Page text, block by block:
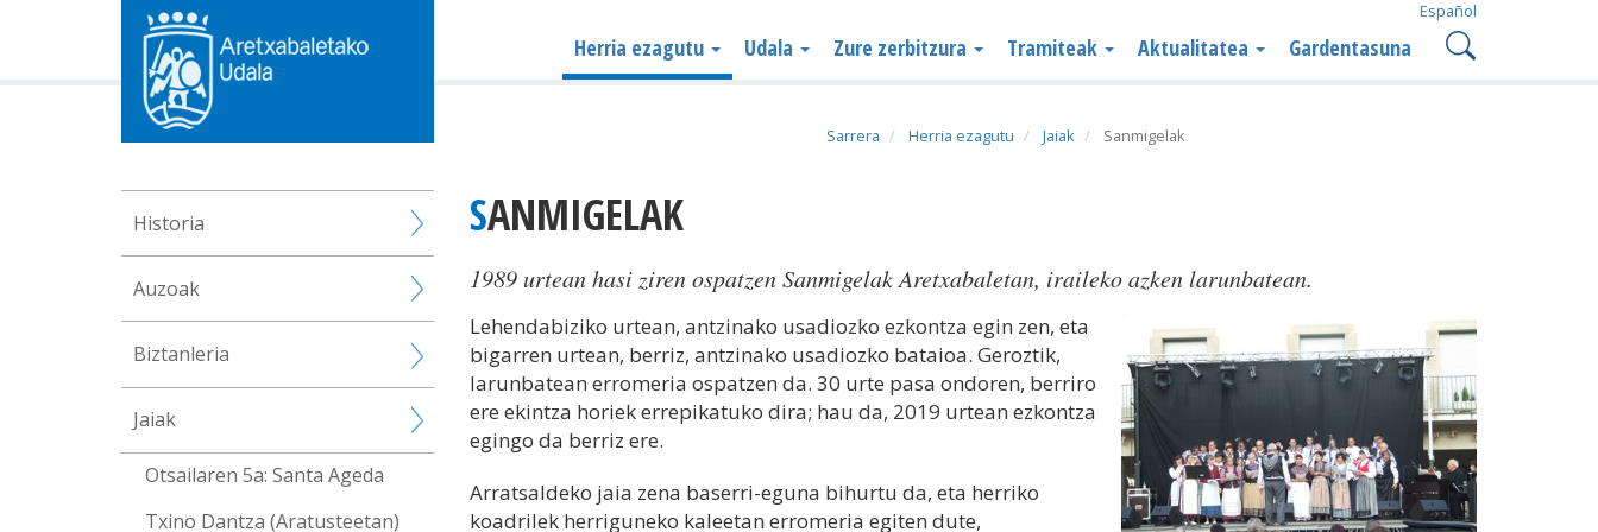
Español
Herria ezagutu Udala Zure zerbitzura Tramiteak Aktualitatea Gardentasuna
Sarrera Herria ezagutu Jaiak Sanmigelak
SANMIGELAK
1989 urtean hasi ziren ospatzen Sanmigelak Aretxabaletan, iraileko azken larunbatean.
Lehendabiziko urtean, antzinako usadiozko ezkontza egin zen, eta
bigarren urtean, berriz, antzinako usadiozko bataioa. Geroztik,
larunbatean erromeria ospatzen da. 30 urte pasa ondoren, berriro
ere ekintza horiek errepikatuko dira; hau da, 2019 urtean ezkontza
egingo da berriz ere.
Arratsaldeko jaia zena baserri-eguna bihurtu da, eta herriko
koadrilek herriguneko kaleetan erromeria egiten dute,
Historia
Auzoak
Biztanleria
Jaiak
Otsailaren 5a: Santa Ageda
Txino Dantza (Aratusteetan)